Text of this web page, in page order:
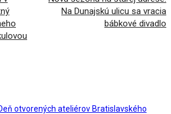
Na Dunajskú ulicu sa vracia
bábkové divadlo
otvorených ateliérov Bratislavského